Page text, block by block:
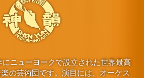
ニューヨークで設立された世界最高
の芸術団です。演目には、オーケス